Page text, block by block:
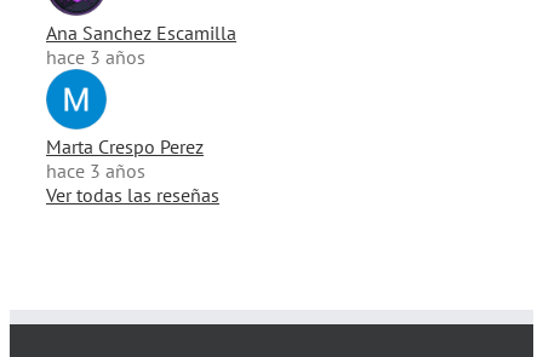
Ana Sanchez Escamilla
hace 3 años
Marta Crespo Perez
hace 3 años
Ver todas las reseñas